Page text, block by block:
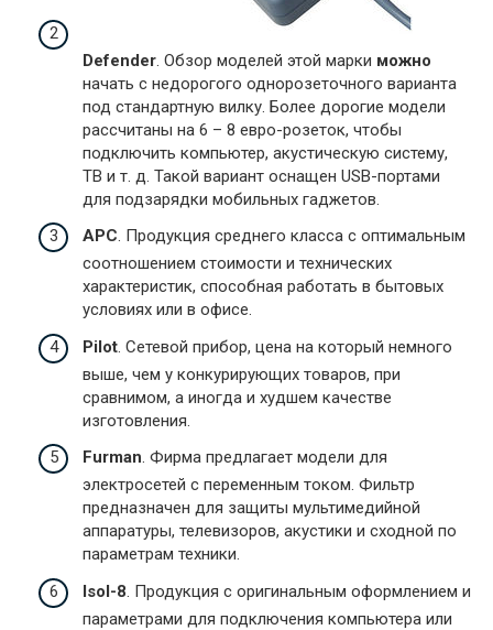
Defender . Обзор моделей этой марки можно
начать с недорогого однорозеточного варианта
под стандартную вилку. Более дорогие модели
рассчитаны на 6 – 8 евро-розеток, чтобы
подключить компьютер, акустическую систему,
ТВ и т. д. Такой вариант оснащен USB-портами
для подзарядки мобильных гаджетов.
APC. Продукция среднего класса с оптимальным
соотношением стоимости и технических
характеристик, способная работать в бытовых
условиях или в офисе.
Pilot . Сетевой прибор, цена на который немного
выше, чем у конкурирующих товаров, при
сравнимом, а иногда и худшем качестве
изготовления.
Furman. Фирма предлагает модели для
электросетей с переменным током. Фильтр
предназначен для защиты мультимедийной
аппаратуры, телевизоров, акустики и сходной по
параметрам техники.
Isol-8 . Продукция с оригинальным оформлением и
параметрами для подключения компьютера или